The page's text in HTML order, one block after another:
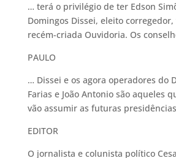
… terá o privilégio de ter Edson
Domingos Dissei, eleito
recém-criada Ouvidoria. Os
PAULO
… Dissei e os agora operadores do
Farias e João Antonio são aqueles
vão assumir as futuras
EDITOR
O jornalista e colunista político